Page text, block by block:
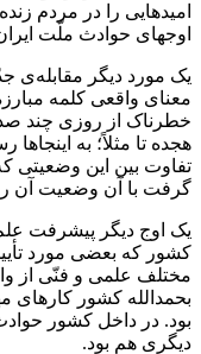
امیدهایی را در مردم
اوجهای حوادث ملّت
یک مورد دیگر مقابله‌ی
معنای واقعی کلمه
خطرناک از روزی چند
هجده تا مثلاً؛ به اینجاها
تفاوت بین این وضعیتی
گرفت با آن وضعیت آن
یک اوج دیگر پیشرفت
کشور که بعضی مورد
مختلف علمی و فنّی از
بود. در داخل کشور
دیگری هم بود.